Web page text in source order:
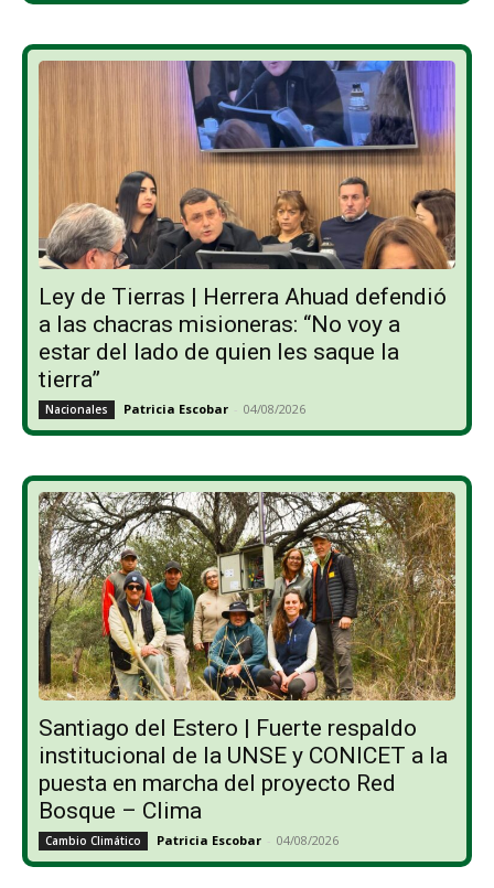
Ley de Tierras | Herrera Ahuad defendió
a las chacras misioneras: “No voy a
estar del lado de quien les saque la
tierra”
Nacionales Patricia Escobar - 04/08/2026
Santiago del Estero | Fuerte respaldo
institucional de la UNSE y CONICET a la
puesta en marcha del proyecto Red
Bosque – Clima
Cambio Climático Patricia Escobar - 04/08/2026